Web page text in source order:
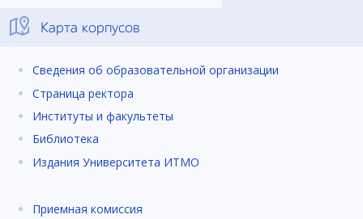
Карта корпусов
Сведения об образовательной организации
Страница ректора
Институты и факультеты
Библиотека
Издания Университета ИТМО
Приемная комиссия